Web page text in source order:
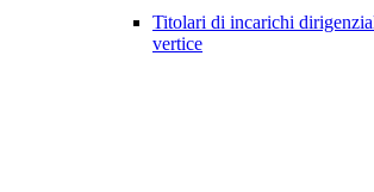
Titolari di incarichi
vertice